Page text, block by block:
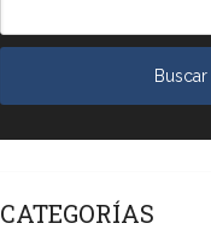
CATEGORÍAS